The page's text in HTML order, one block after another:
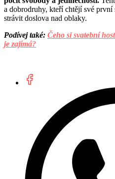
a dobrodruhy, kteří chtějí své
strávit doslova nad oblaky.
Podívej také: Čeho si svatební
je zajímá?